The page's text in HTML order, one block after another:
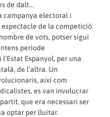
de dalt…
campanya electoral i
de la competició
de vots, potser sigui
període
Espanyol, per una
de l’altra. Un
així com
es van involucrar
que era necessari ser
optar per lluitar.